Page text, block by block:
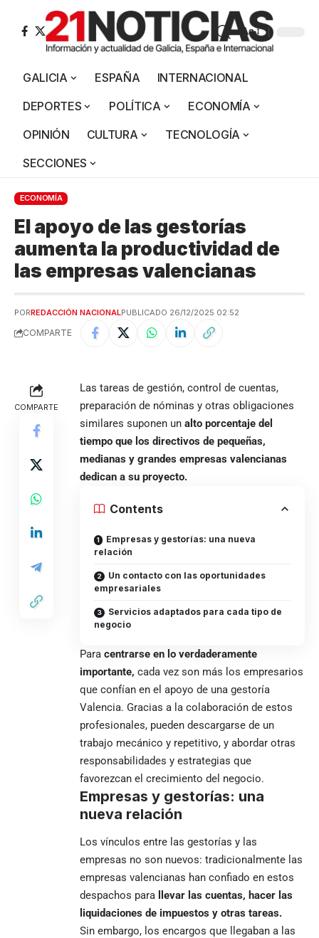
Aa
GALICIA ESPAÑA
INTERNACIONAL
DEPORTES
POLÍTICA
ECONOMÍA
OPINIÓN
CULTURA
TECNOLOGÍA
SECCIONES
ECONOMÍA
El apoyo de las gestorías
aumenta la productividad de
las empresas valencianas
PORREDACCIÓN NACIONALPUBLICADO 26/12/2025 02:52
COMPARTE
COMPARTE
Las tareas de gestión, control de cuentas,
preparación de nóminas y otras obligaciones
similares suponen un alto porcentaje del
tiempo que los directivos de pequeñas,
medianas y grandes empresas valencianas
dedican a su proyecto.
Contents
Empresas y gestorías: una nueva
relación
Un contacto con las oportunidades
empresariales
Servicios adaptados para cada tipo de
negocio
Para centrarse en lo verdaderamente
importante, cada vez son más los empresarios
que confían en el apoyo de una gestoría
Valencia. Gracias a la colaboración de estos
profesionales, pueden descargarse de un
trabajo mecánico y repetitivo, y abordar otras
responsabilidades y estrategias que
favorezcan el crecimiento del negocio.
Empresas y gestorías: una
nueva relación
Los vínculos entre las gestorías y las
empresas no son nuevos: tradicionalmente las
empresas valencianas han confiado en estos
despachos para llevar las cuentas, hacer las
liquidaciones de impuestos y otras tareas.
Sin embargo, los encargos que llegaban a las